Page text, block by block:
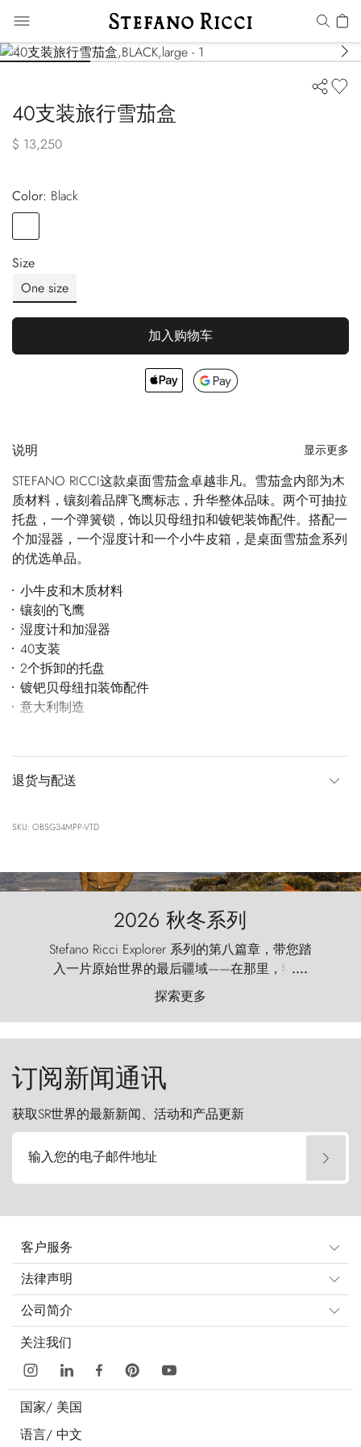
40支装旅行雪茄盒
$ 13,250
Color:
black
Size
One size
加入购物车
说明 显示更多
STEFANO RICCI这款桌面雪茄盒卓越非凡。雪茄盒内部为木
质材料，镶刻着品牌飞鹰标志，升华整体品味。两个可抽拉
托盘，一个弹簧锁，饰以贝母纽扣和镀钯装饰配件。搭配一
个加湿器，一个湿度计和一个小牛皮箱，是桌面雪茄盒系列
的优选单品。
小牛皮和木质材料
镶刻的飞鹰
湿度计和加湿器
40支装
2个拆卸的托盘
镀钯贝母纽扣装饰配件
意大利制造
退货与配送
SKU: OBSG34MPP-VTD
2026 秋冬系列
Stefano Ricci Explorer 系列的第八篇章，带您踏
入一片原始世界的最后疆域——在那里，狂风
以远古的怒号雕琢着自然，而百内塔（Torres
del Paine）则宛如石砌的哨兵，傲然向苍穹发
起挑战。
....
探索更多
订阅新闻通讯
获取SR世界的最新新闻、活动和产品更新
输入您的电子邮件地址
客户服务
法律声明
公司简介
关注我们
国家/ 美国
语言/ 中文